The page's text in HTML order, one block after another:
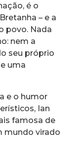
é o
– e a
povo. Nada
nem a
seu próprio
uma
e o humor
Ian
famosa de
mundo virado